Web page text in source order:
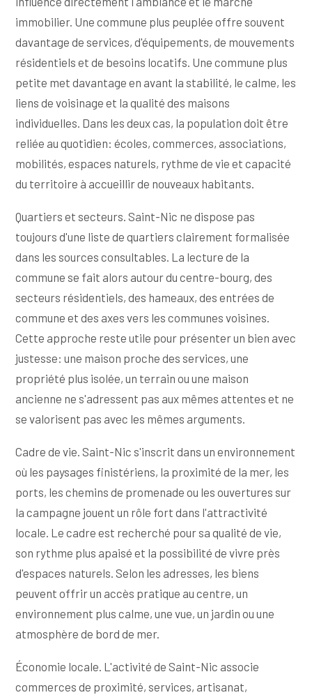
immobilier. Une commune plus peuplée offre souvent
davantage de services, d'équipements, de mouvements
résidentiels et de besoins locatifs. Une commune plus
petite met davantage en avant la stabilité, le calme, les
liens de voisinage et la qualité des maisons
individuelles. Dans les deux cas, la population doit être
reliée au quotidien: écoles, commerces, associations,
mobilités, espaces naturels, rythme de vie et capacité
du territoire à accueillir de nouveaux habitants.
Quartiers et secteurs. Saint-Nic ne dispose pas
toujours d'une liste de quartiers clairement formalisée
dans les sources consultables. La lecture de la
commune se fait alors autour du centre-bourg, des
secteurs résidentiels, des hameaux, des entrées de
commune et des axes vers les communes voisines.
Cette approche reste utile pour présenter un bien avec
justesse: une maison proche des services, une
propriété plus isolée, un terrain ou une maison
ancienne ne s'adressent pas aux mêmes attentes et ne
se valorisent pas avec les mêmes arguments.
Cadre de vie. Saint-Nic s'inscrit dans un environnement
où les paysages finistériens, la proximité de la mer, les
ports, les chemins de promenade ou les ouvertures sur
la campagne jouent un rôle fort dans l'attractivité
locale. Le cadre est recherché pour sa qualité de vie,
son rythme plus apaisé et la possibilité de vivre près
d'espaces naturels. Selon les adresses, les biens
peuvent offrir un accès pratique au centre, un
environnement plus calme, une vue, un jardin ou une
atmosphère de bord de mer.
Économie locale. L'activité de Saint-Nic associe
commerces de proximité, services, artisanat,